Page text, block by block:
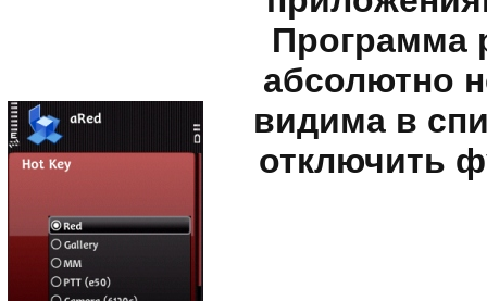
Программа
абсолютно
видима в
отключить